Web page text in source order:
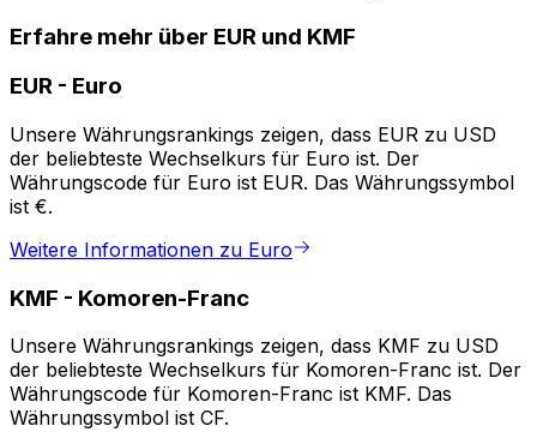
Erfahre mehr über EUR und KMF
EUR - Euro
Unsere Währungsrankings zeigen, dass EUR zu USD
der beliebteste Wechselkurs für Euro ist. Der
Währungscode für Euro ist EUR. Das Währungssymbol
ist €.
Weitere Informationen zu Euro
KMF - Komoren-Franc
Unsere Währungsrankings zeigen, dass KMF zu USD
der beliebteste Wechselkurs für Komoren-Franc ist. Der
Währungscode für Komoren-Franc ist KMF. Das
Währungssymbol ist CF.